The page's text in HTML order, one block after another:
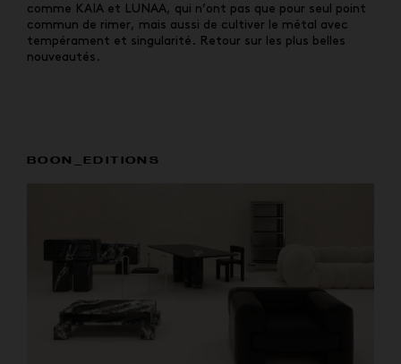
comme KAIA et LUNAA, qui n’ont pas que pour seul point
commun de rimer, mais aussi de cultiver le métal avec
tempérament et singularité. Retour sur les plus belles
nouveautés.
BOON_EDITIONS